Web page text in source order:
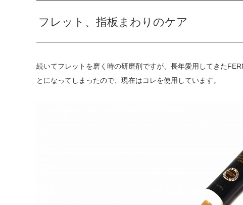
フレット、指板まわりのケア
続いてフレットを磨く時の研磨剤ですが、長年愛用してきた
とになってしまったので、現在はコレを使用しています。